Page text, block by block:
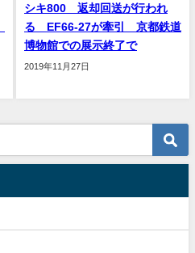
シキ800 返却回送が行われ
る EF66-27が牽引 京都鉄道
博物館での展示終了で
2019年11月27日